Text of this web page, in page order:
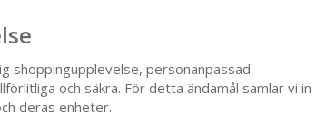
shoppingupplevelse, personanpassad
och säkra. För detta ändamål samlar vi in
deras enheter.